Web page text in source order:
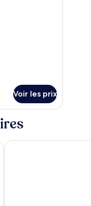
Voir les prix
DoubleTree by Hilton